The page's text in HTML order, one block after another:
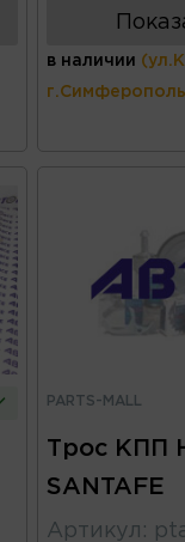
в наличии
PARTS-MALL
Трос КПП
SANTAFE
Артикул :